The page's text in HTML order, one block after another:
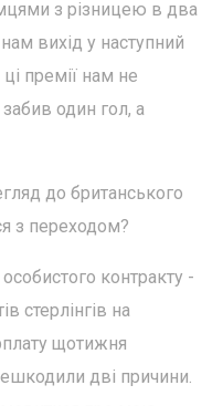
з різницею в два
вихід у наступний
премії нам не
один гол, а
до британського
з переходом?
контракту -
стерлінгів на
щотижня
дві причини.